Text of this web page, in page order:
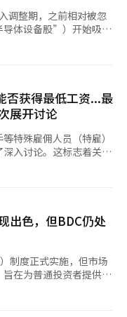
调整期，之前相对被忽
体设备股”）开始吸引
导体设备股。 特别
，受益于人工智能
艺投资的期待不断上
致之前股价上涨幅度有
现调整，行业内资金轮
“KOSPI因近期上涨累
，但行业间的资金轮动
，形成了资金轮动的趋
翻译与编辑。
否获得最低工资...最
展开讨论
特殊雇佣人员（特雇）
入讨论。这标志着关于
劳动者的最低工资适用
似形式的劳动者单独设
周、月等方式计算。
从业者通常以个人经营
最低工资制度的适用范
的变化，仅依靠以传统
入劳动者。 韩国
出色，但BDC仍处
制度正式实施，但市场
在为普通投资者提供非
于缺乏税收优惠，推出